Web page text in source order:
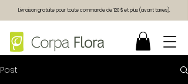
Livraison gratuite pour toute commande de 120 $ et plus (avant taxes).
Post